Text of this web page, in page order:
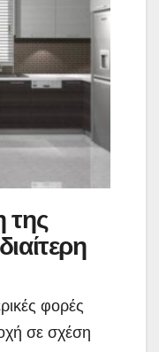
της
φορές
σε σχέση